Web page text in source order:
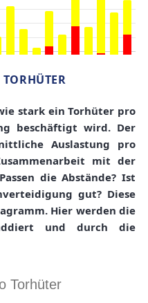
stark ein Torhüter pro
beschäftigt wird. Der
Auslastung pro
mit der
die Abstände? Ist
gut? Diese
Hier werden die
und durch die